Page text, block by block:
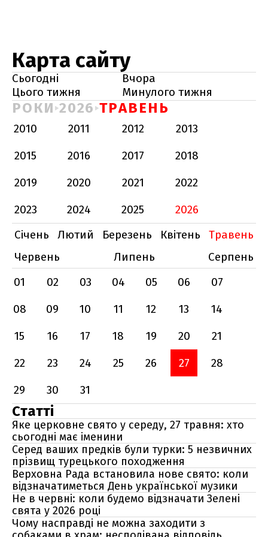
Карта сайту
Сьогодні
Вчора
Цього тижня
Минулого тижня
РОКИ 2026 ТРАВЕНЬ
2010 2011 2012
2013
2015
2016 2017
2018
2019
2020 2021
2022
2023
2024 2025
2026
Січень
Лютий Березень Квітень
Травень
Червень
Липень
Серпень
01
02 03 04 05 06
07
08
09 10 11 12 13
14
15
16 17 18 19 20
21
22
23 24 25 26 27
28
29
30 31
Статті
Яке церковне свято у середу, 27 травня: хто
сьогодні має іменини
Серед ваших предків були турки: 5 незвичних
прізвищ турецького походження
Верховна Рада встановила нове свято: коли
відзначатиметься День української музики
Не в червні: коли будемо відзначати Зелені
свята у 2026 році
Чому насправді не можна заходити з